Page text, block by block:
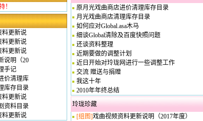
！
料更新说
料更新说
料更新说
说明（20
手记
价清理库
库存目录
料更新说
资料目录
料更新说
原月光戏曲商店进价清理库存目录
月光戏曲商店清理库存目录
如何应对Global.asa木马
细谈Global清除及百度快照问题
还谈资料整理
近期要做的调整计划
近日开始对玲珑网进行一些调整工作
交流 赠送与捐赠
我这十年
2010年年终总结
玲珑珍藏
[组图]戏曲视频资料更新说明（2017年度）